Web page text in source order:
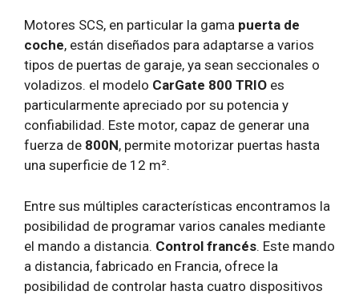
Motores SCS, en particular la gama puerta de
coche, están diseñados para adaptarse a varios
tipos de puertas de garaje, ya sean seccionales o
voladizos. el modelo CarGate 800 TRIO es
particularmente apreciado por su potencia y
confiabilidad. Este motor, capaz de generar una
fuerza de 800N, permite motorizar puertas hasta
una superficie de 12 m².
Entre sus múltiples características encontramos la
posibilidad de programar varios canales mediante
el mando a distancia. Control francés. Este mando
a distancia, fabricado en Francia, ofrece la
posibilidad de controlar hasta cuatro dispositivos